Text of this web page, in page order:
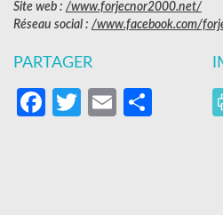
Site web : /www.forjecnor2000.net/
Réseau social : /www.facebook.com/
PARTAGER
Facebook
Twitter
Email